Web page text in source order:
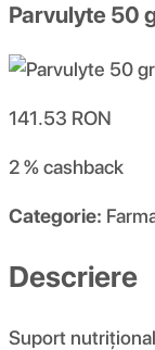
Parvulyte 50
141.53 RON
2 %cashback
Categorie:
Descriere
Suport